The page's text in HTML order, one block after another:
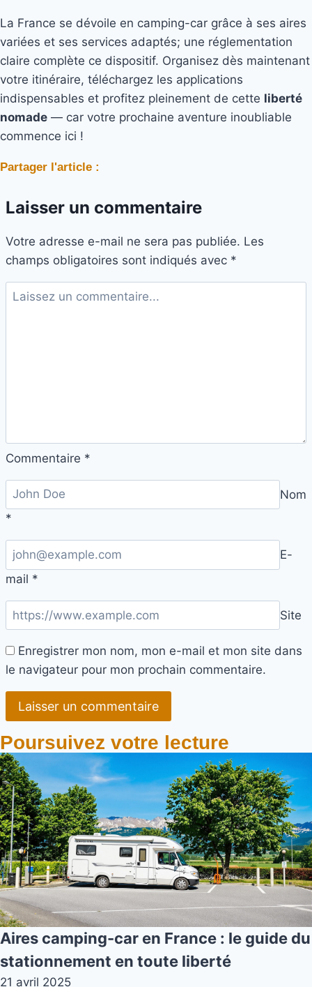
La France se dévoile en camping-car grâce à ses aires
variées et ses services adaptés; une réglementation
claire complète ce dispositif. Organisez dès maintenant
votre itinéraire, téléchargez les applications
indispensables et profitez pleinement de cette liberté
nomade — car votre prochaine aventure inoubliable
commence ici !
Partager l'article :
Laisser un commentaire
Votre adresse e-mail ne sera pas publiée. Les
champs obligatoires sont indiqués avec *
Commentaire *
Nom
*
E-
mail *
Site
Enregistrer mon nom, mon e-mail et mon site dans
le navigateur pour mon prochain commentaire.
Poursuivez votre lecture
Aires camping-car en France : le guide du
stationnement en toute liberté
21 avril 2025